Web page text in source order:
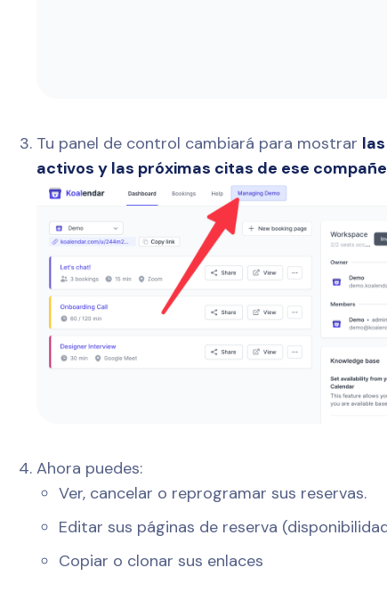
Tu panel de control cambiará para mostrar
activos y las próximas citas de ese
Ahora puedes:
Ver, cancelar o reprogramar sus reservas.
Editar sus páginas de reserva
Copiar o clonar sus enlaces